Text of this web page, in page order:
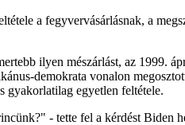
a fegyvervásárlásnak, a
ilyen mészárlást, az 1999.
demokrata vonalon
gyakorlatilag egyetlen feltétele.
- tette fel a kérdést Biden